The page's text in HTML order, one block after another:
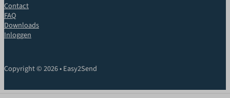
Contact
FAQ
Downloads
Inloggen
Copyright © 2026 • Easy2Send